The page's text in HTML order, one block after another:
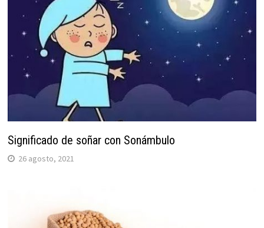
Significado de soñar con Sonámbulo
26 agosto, 2021